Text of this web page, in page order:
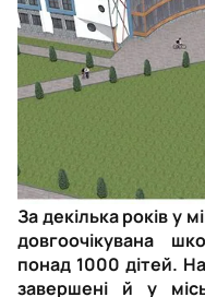
За декілька років у
довгоочікувана
понад 1000 дітей.
завершені й у